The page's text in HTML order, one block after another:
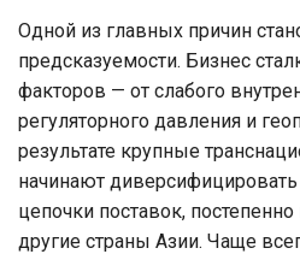
Одной из главных причин
предсказуемости. Бизнес
факторов — от слабого
регуляторного давления и
результате крупные
начинают
цепочки поставок,
другие страны Азии. Чаще